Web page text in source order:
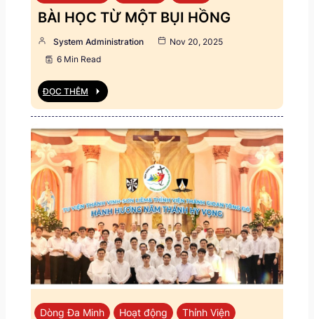
BÀI HỌC TỪ MỘT BỤI HỒNG
System Administration
Nov 20, 2025
6 Min Read
ĐỌC THÊM
Dòng Đa Minh Hoạt động
Thỉnh Viện